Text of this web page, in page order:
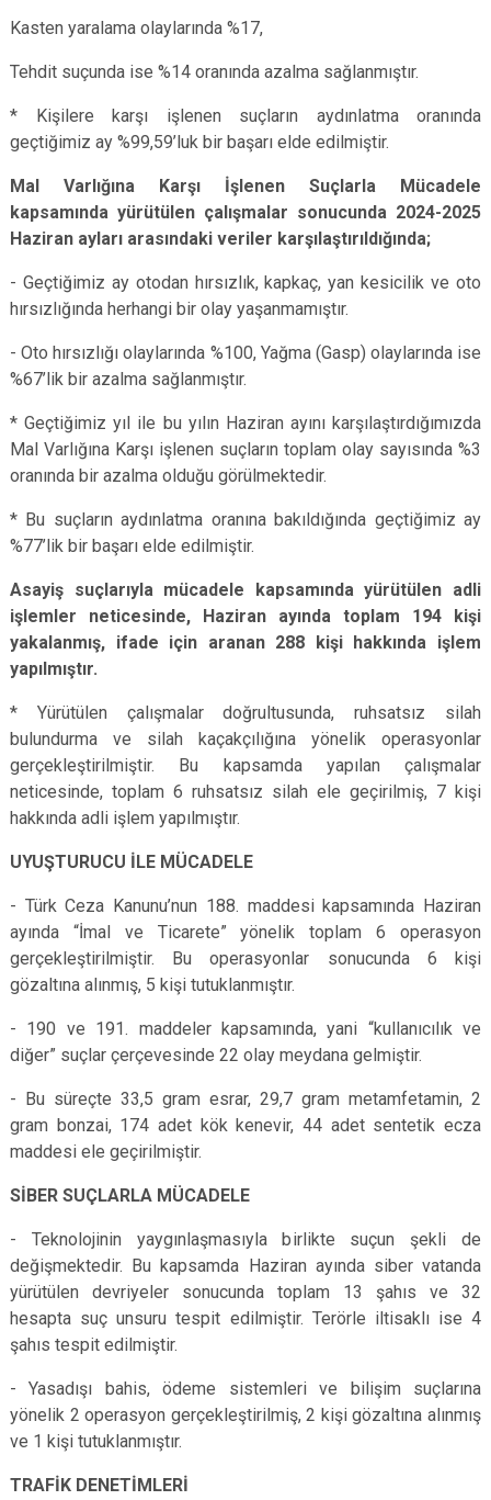
Kasten yaralama olaylarında %17,
Tehdit suçunda ise %14 oranında azalma sağlanmıştır.
* Kişilere karşı işlenen suçların aydınlatma oranında
geçtiğimiz ay %99,59’luk bir başarı elde edilmiştir.
Mal Varlığına Karşı İşlenen Suçlarla Mücadele
kapsamında yürütülen çalışmalar sonucunda 2024-2025
Haziran ayları arasındaki veriler karşılaştırıldığında;
- Geçtiğimiz ay otodan hırsızlık, kapkaç, yan kesicilik ve oto
hırsızlığında herhangi bir olay yaşanmamıştır.
- Oto hırsızlığı olaylarında %100, Yağma (Gasp) olaylarında ise
%67’lik bir azalma sağlanmıştır.
* Geçtiğimiz yıl ile bu yılın Haziran ayını karşılaştırdığımızda
Mal Varlığına Karşı işlenen suçların toplam olay sayısında %3
oranında bir azalma olduğu görülmektedir.
* Bu suçların aydınlatma oranına bakıldığında geçtiğimiz ay
%77’lik bir başarı elde edilmiştir.
Asayiş suçlarıyla mücadele kapsamında yürütülen adli
işlemler neticesinde, Haziran ayında toplam 194 kişi
yakalanmış, ifade için aranan 288 kişi hakkında işlem
yapılmıştır.
* Yürütülen çalışmalar doğrultusunda, ruhsatsız silah
bulundurma ve silah kaçakçılığına yönelik operasyonlar
gerçekleştirilmiştir. Bu kapsamda yapılan çalışmalar
neticesinde, toplam 6 ruhsatsız silah ele geçirilmiş, 7 kişi
hakkında adli işlem yapılmıştır.
UYUŞTURUCU İLE MÜCADELE
- Türk Ceza Kanunu’nun 188. maddesi kapsamında Haziran
ayında “İmal ve Ticarete” yönelik toplam 6 operasyon
gerçekleştirilmiştir. Bu operasyonlar sonucunda 6 kişi
gözaltına alınmış, 5 kişi tutuklanmıştır.
- 190 ve 191. maddeler kapsamında, yani “kullanıcılık ve
diğer” suçlar çerçevesinde 22 olay meydana gelmiştir.
- Bu süreçte 33,5 gram esrar, 29,7 gram metamfetamin, 2
gram bonzai, 174 adet kök kenevir, 44 adet sentetik ecza
maddesi ele geçirilmiştir.
SİBER SUÇLARLA MÜCADELE
- Teknolojinin yaygınlaşmasıyla birlikte suçun şekli de
değişmektedir. Bu kapsamda Haziran ayında siber vatanda
yürütülen devriyeler sonucunda toplam 13 şahıs ve 32
hesapta suç unsuru tespit edilmiştir. Terörle iltisaklı ise 4
şahıs tespit edilmiştir.
- Yasadışı bahis, ödeme sistemleri ve bilişim suçlarına
yönelik 2 operasyon gerçekleştirilmiş, 2 kişi gözaltına alınmış
ve 1 kişi tutuklanmıştır.
TRAFİK DENETİMLERİ